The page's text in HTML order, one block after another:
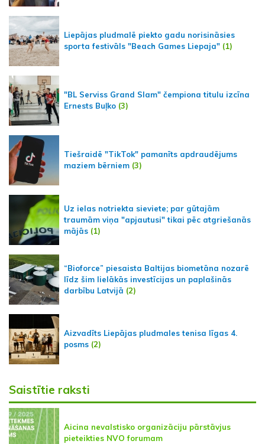
Liepājas pludmalē piekto gadu norisināsies
sporta festivāls "Beach Games Liepaja" (1)
"BL Serviss Grand Slam" čempiona titulu izcīna
Ernests Buļko (3)
Tiešraidē "TikTok" pamanīts apdraudējums
maziem bērniem (3)
Uz ielas notriekta sieviete; par gūtajām
traumām viņa "apjautusi" tikai pēc atgriešanās
mājās (1)
“Bioforce” piesaista Baltijas biometāna nozarē
līdz šim lielākās investīcijas un paplašinās
darbību Latvijā (2)
Aizvadīts Liepājas pludmales tenisa līgas 4.
posms (2)
Saistītie raksti
Aicina nevalstisko organizāciju pārstāvjus
pieteikties NVO forumam